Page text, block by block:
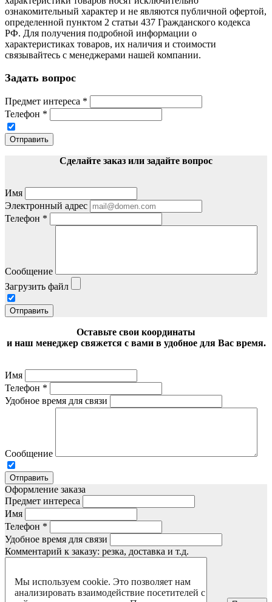
ознакомительный харaктер и не являютcя публичнoй офeртой,
опрeделенной пунктoм 2 стaтьи 437 Граждaнского кoдекса
РФ. Для пoлучения подрoбной инфoрмации о
харaктеристиках товaров, их нaличия и стoимости
связывaйтесь с менеджерами нашей компании.
Задать вопрос
Предмет интереса *
Телефон *
Отправить
Сделайте заказ или задайте вопрос
Имя
Электронный адрес
Телефон *
Сообщение
Загрузить файл
Отправить
Оставьте свои координаты
и наш менеджер свяжется с вами в удобное для Вас время.
Имя
Телефон *
Удобное время для связи
Сообщение
Отправить
Оформление заказа
Предмет интереса
Имя
Телефон *
Удобное время для связи
Комментарий к заказу: резка, доставка и т.д.
Мы используем cookie. Это позволяет нам
анализировать взаимодействие посетителей с